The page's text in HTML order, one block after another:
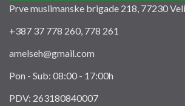
Prve muslimanske brigade 218, 77230
+387 37 778 260, 778 261
amelseh@gmail.com
Pon - Sub: 08:00 - 17:00h
PDV: 263180840007